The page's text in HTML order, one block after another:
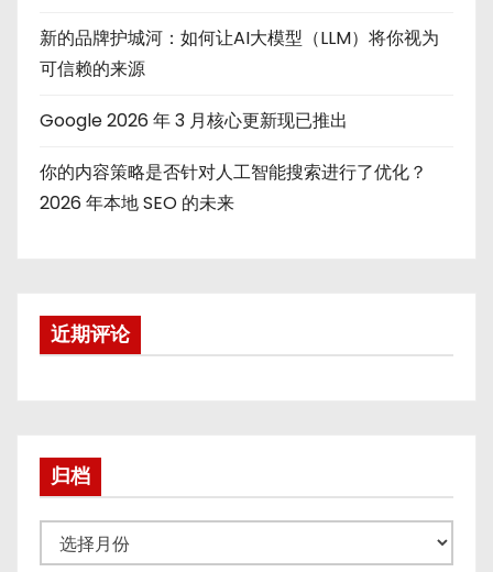
新的品牌护城河：如何让AI大模型（LLM）将你视为
可信赖的来源
Google 2026 年 3 月核心更新现已推出
你的内容策略是否针对人工智能搜索进行了优化？
2026 年本地 SEO 的未来
近期评论
归档
档